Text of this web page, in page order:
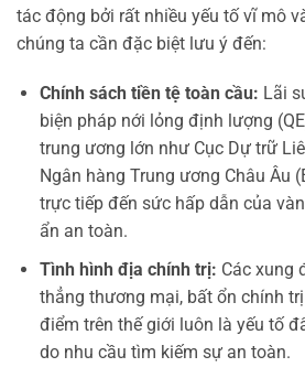
tác động bởi rất nhiều yếu tố vĩ mô
chúng ta cần đặc biệt lưu ý đến:
Chính sách tiền tệ toàn cầu: Lãi
biện pháp nới lỏng định lượng
trung ương lớn như Cục Dự trữ
Ngân hàng Trung ương Châu Âu
trực tiếp đến sức hấp dẫn của
ẩn an toàn.
Tình hình địa chính trị: Các xung
thẳng thương mại, bất ổn chính
điểm trên thế giới luôn là yếu tố
do nhu cầu tìm kiếm sự an toàn.